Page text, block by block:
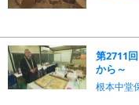
第2711
から～
根本中堂